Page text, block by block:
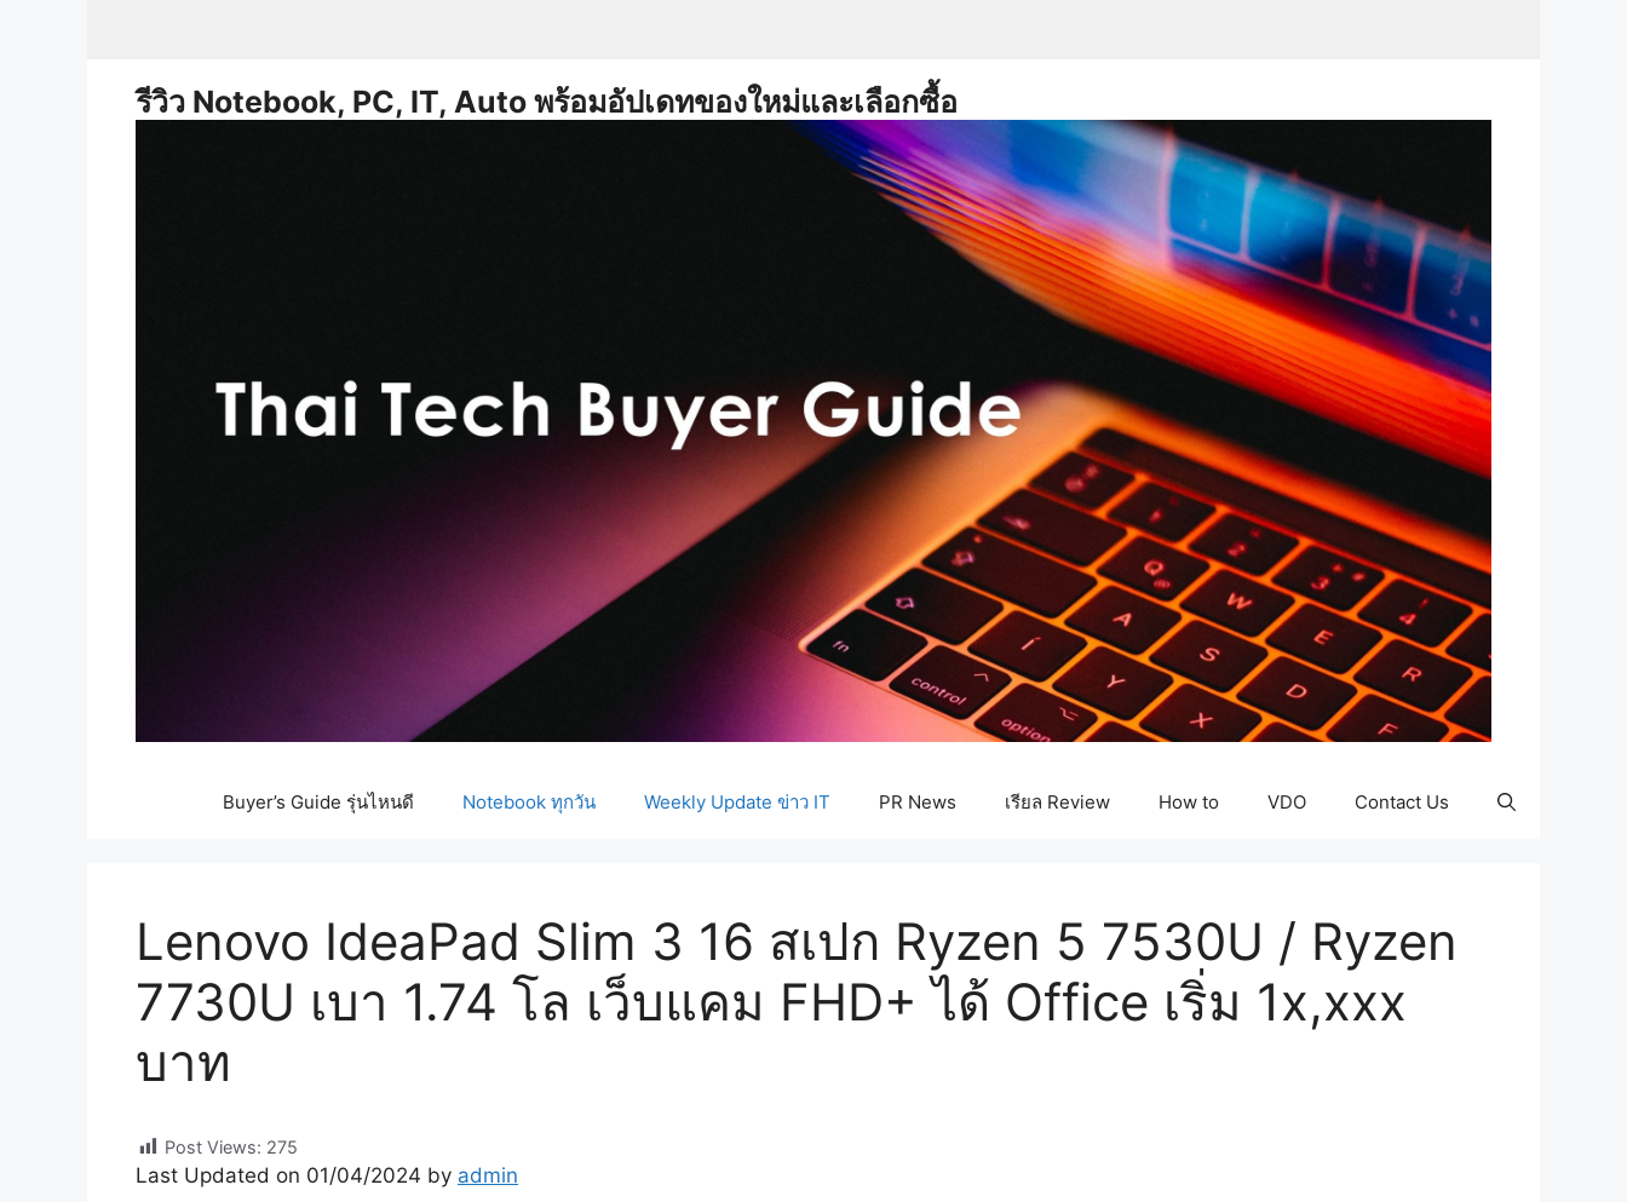
รีวิว Notebook, PC, IT, Auto พร้อมอัปเดทของใหม่และเลือกซื้อ
Buyer’s Guide รุ่นไหนดี Notebook ทุกวัน Weekly Update ข่าว IT PR News เรียล Review How to VDO Contact Us
Lenovo IdeaPad Slim 3 16 สเปก Ryzen 5 7530U / Ryzen
7730U เบา 1.74 โล เว็บแคม FHD+ ได้ Office เริ่ม 1x,xxx
บาท
Post Views: 275
Last Updated on 01/04/2024 by admin